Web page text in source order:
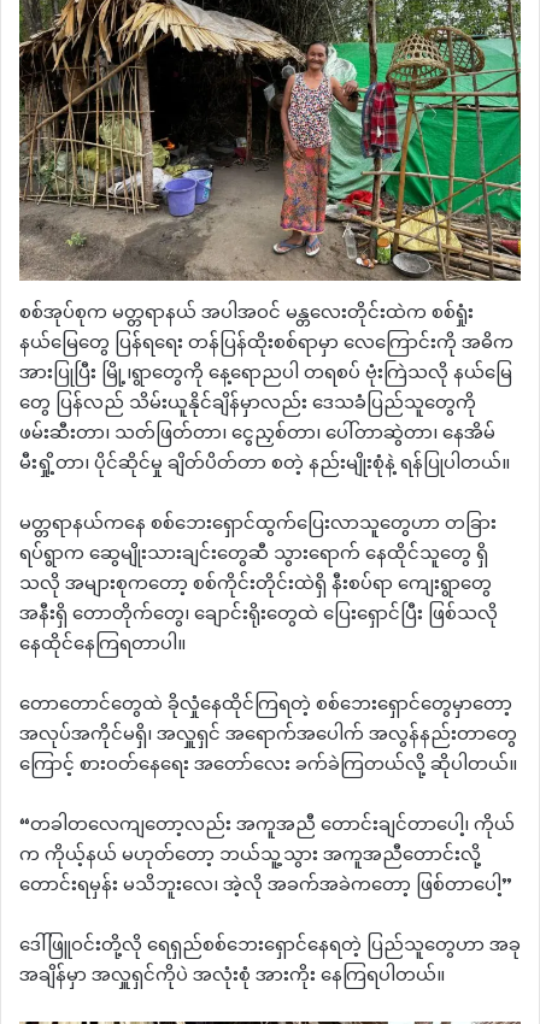
စစ်အုပ်စုက မတ္တရာနယ် အပါအဝင် မန္တလေးတိုင်းထဲက စစ်ရှုံး
နယ်မြေတွေ ပြန်ရရေး တန်ပြန်ထိုးစစ်ရာမှာ လေကြောင်းကို အဓိက
အားပြုပြီး မြို့၊ရွာတွေကို နေ့ရောညပါ တရစပ် ဗုံးကြဲသလို နယ်မြေ
တွေ ပြန်လည် သိမ်းယူနိုင်ချိန်မှာလည်း ဒေသခံပြည်သူတွေကို
ဖမ်းဆီးတာ၊ သတ်ဖြတ်တာ၊ ငွေညှစ်တာ၊ ပေါ်တာဆွဲတာ၊ နေအိမ်
မီးရှို့တာ၊ ပိုင်ဆိုင်မှု ချိတ်ပိတ်တာ စတဲ့ နည်းမျိုးစုံနဲ့ ရန်ပြုပါတယ်။
မတ္တရာနယ်ကနေ စစ်ဘေးရှောင်ထွက်ပြေးလာသူတွေဟာ တခြား
ရပ်ရွာက ဆွေမျိုးသားချင်းတွေဆီ သွားရောက် နေထိုင်သူတွေ ရှိ
သလို အများစုကတော့ စစ်ကိုင်းတိုင်းထဲရှိ နီးစပ်ရာ ကျေးရွာတွေ
အနီးရှိ တောတိုက်တွေ၊ ချောင်းရိုးတွေထဲ ပြေးရှောင်ပြီး ဖြစ်သလို
နေထိုင်နေကြရတာပါ။
တောတောင်တွေထဲ ခိုလှုံနေထိုင်ကြရတဲ့ စစ်ဘေးရှောင်တွေမှာတော့
အလုပ်အကိုင်မရှိ၊ အလှူရှင် အရောက်‌အပေါက် အလွန်နည်းတာတွေ
ကြောင့် စားဝတ်နေရေး အတော်လေး ခက်ခဲကြတယ်လို့ ဆိုပါတယ်။
“တခါတလေကျတော့လည်း အကူအညီ တောင်းချင်တာပေါ့၊ ကိုယ်
က ကိုယ့်နယ် မဟုတ်တော့ ဘယ်သူ့သွား အကူအညီတောင်းလို့
တောင်းရမှန်း မသိဘူးလေ၊ အဲ့လို အခက်အခဲကတော့ ဖြစ်တာပေါ့”
ဒေါ်ဖြူဝင်းတို့လို ရေရှည်စစ်ဘေးရှောင်နေရတဲ့ ပြည်သူတွေဟာ အခု
အချိန်မှာ အလှူရှင်ကိုပဲ အလုံးစုံ အားကိုး နေကြရပါတယ်။